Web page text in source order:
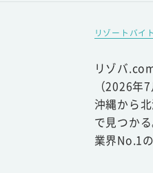
リゾートバイ
リゾバ
（2026年
沖縄から
で見つか
業界No.1